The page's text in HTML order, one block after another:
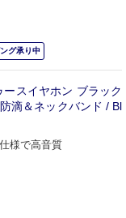
グ承り中
スイヤホン ブラック
滴＆ネックバンド / Bl
様で高音質